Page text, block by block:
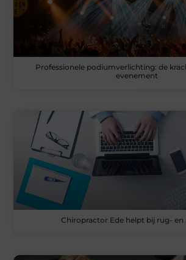
Professionele podiumverlichting: de
evenement
Chiropractor Ede helpt bij rug- en